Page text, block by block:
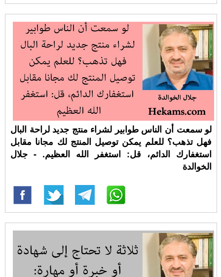
لو سمعت أن الناس طوابير لشراء منتج جديد لراحة البال
فهل تذهب؟ للعلم يمكن توصيل المنتج لك مجانا مقابل
استغفارك الدائم، قل: استغفر الله العظيم. - جلال
الخوالدة